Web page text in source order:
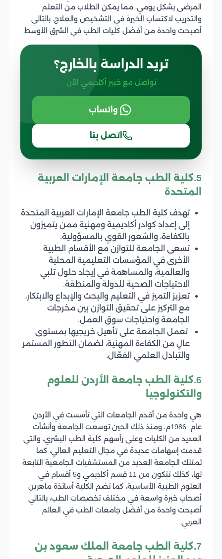
المرضى بشكل يومي، مما يمكن الطلاب من التعلم
والتدريب لاكتساب الخبرة في التشخيص والعلاج، بالتالي
أصبحت واحدة من أفضل كليات الطب في الشرق الأوسط.
تريد الدراسة بالخارج؟
تواصل مع خبير أكاديمي الآن
واتساب
اتصل بنا
5.كلية الطب جامعة الإمارات العربية
المتحدة
تهدف كلية الطب جامعة الإمارات العربية المتحدة
إلى إعداد كوادر أكاديمية ومهنية ممن يتميزون
بالكفاءة، والشعور القوي بالمسؤولية.
تسعى الجامعة للتوازن مع الأقسام الطبية
الأخرى في المؤسسات التعليمية المحلية
والعالمية، والمساهمة في إيجاد حلول تلبي
الاحتياجات الصحية للدولة والمنطقة.
تعزيز التميز في التعليم والبحث والإبداع والابتكار،
مع التركيز على تحقيق التوازن بين مخرجات
الجامعة واحتياجات سوق العمل.
تعمل الجامعة على تأهيل خريجيها بمستوى
عالٍ من الكفاءة المهنية، لضمان التطور المستمر
والتبادل العلمي الفعّال.
6.كلية الطب جامعة الأردن للعلوم
والتكنولوجيا
هي واحدة من أقدم الجامعات التي تأسست في الأردن
عام 1986م، ومنذ ذلك الحين توسعت الجامعة وأنشأت
العديد من الكليات وعلى رأسهم كلية الطب البشري، والتي
قدمت إسهامات عديدة في مجال التعليم العالي، كما
تمتلك الجامعة العديد من المستشفيات الجامعية التابعة
لها، كذلك تتكون من 11 قسم أكاديمي و5 أقسام في
العلوم الطبية الأساسية، كما تضم الكلية أساتذة ماهرين
أصحاب خبرة واسعة في مختلف تخصصات الطب، بالتالي
أصبحت واحدة من أفضل جامعات الطب في العالم
العربي.
7.كلية الطب جامعة الملك سعود بن